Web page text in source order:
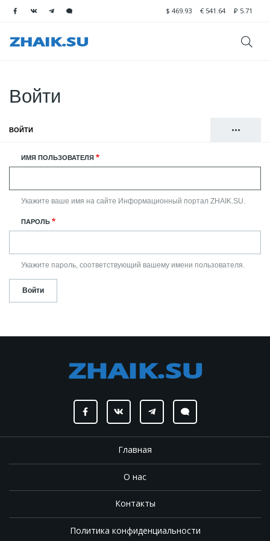
$ 469.93 € 541.64 ₽ 5.71
Войти
•••
вкладки
ВОЙТИ
РЕГИСТРАЦИЯ
ИМЯ ПОЛЬЗОВАТЕЛЯ
Укажите ваше имя на сайте Информационный портал ZHAIK.SU.
ПАРОЛЬ
Укажите пароль, соответствующий вашему имени пользователя.
Главная
О нас
Контакты
Политика конфиденциальности